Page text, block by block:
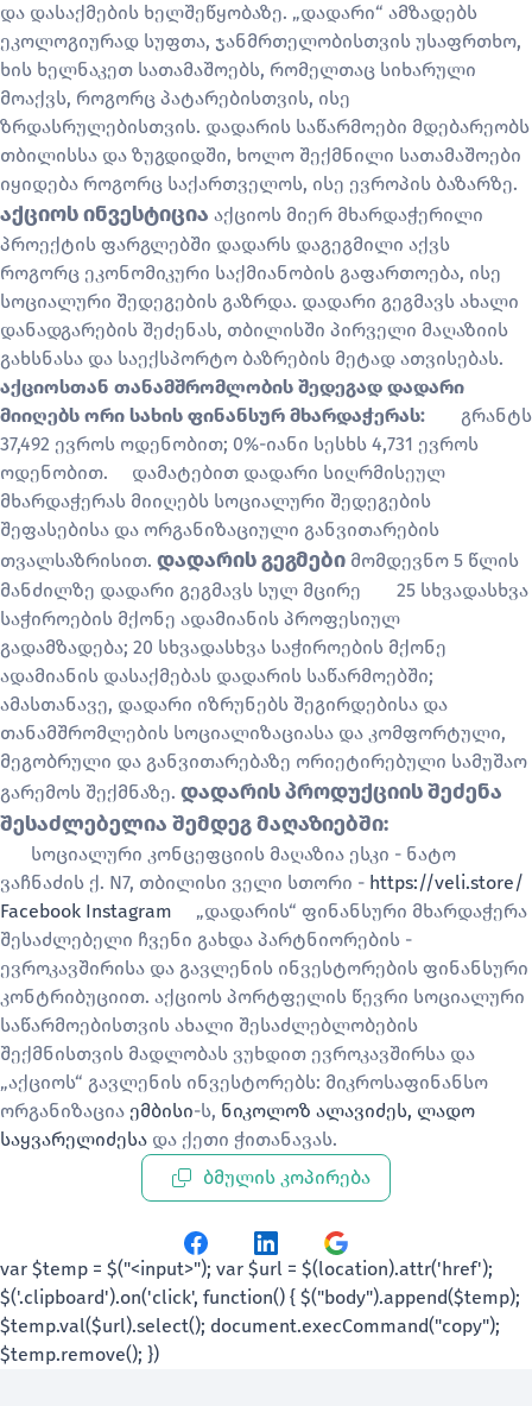
და დასაქმების ხელშეწყობაზე. „დადარი“ ამზადებს
ეკოლოგიურად სუფთა, ჯანმრთელობისთვის უსაფრთხო,
ხის ხელნაკეთ სათამაშოებს, რომელთაც სიხარული
მოაქვს, როგორც პატარებისთვის, ისე
ზრდასრულებისთვის. დადარის საწარმოები მდებარეობს
თბილისსა და ზუგდიდში, ხოლო შექმნილი სათამაშოები
იყიდება როგორც საქართველოს, ისე ევროპის ბაზარზე.
აქციოს ინვესტიცია აქციოს მიერ მხარდაჭერილი
პროექტის ფარგლებში დადარს დაგეგმილი აქვს
როგორც ეკონომიკური საქმიანობის გაფართოება, ისე
სოციალური შედეგების გაზრდა. დადარი გეგმავს ახალი
დანადგარების შეძენას, თბილისში პირველი მაღაზიის
გახსნასა და საექსპორტო ბაზრების მეტად ათვისებას.
აქციოსთან თანამშრომლობის შედეგად დადარი
მიიღებს ორი სახის ფინანსურ მხარდაჭერას:
გრანტს
37,492 ევროს ოდენობით; 0%-იანი სესხს 4,731 ევროს
ოდენობით.
დამატებით დადარი სიღრმისეულ
მხარდაჭერას მიიღებს სოციალური შედეგების
შეფასებისა და ორგანიზაციული განვითარების
თვალსაზრისით. დადარის გეგმები მომდევნო 5 წლის
მანძილზე დადარი გეგმავს სულ მცირე
25 სხვადასხვა
საჭიროების მქონე ადამიანის პროფესიულ
გადამზადება; 20 სხვადასხვა საჭიროების მქონე
ადამიანის დასაქმებას დადარის საწარმოებში;
ამასთანავე, დადარი იზრუნებს შეგირდებისა და
თანამშრომლების სოციალიზაციასა და კომფორტული,
მეგობრული და განვითარებაზე ორიეტირებული სამუშაო
გარემოს შექმნაზე. დადარის პროდუქციის შეძენა
შესაძლებელია შემდეგ მაღაზიებში:
სოციალური კონცეფციის მაღაზია ესკი - ნატო
ვაჩნაძის ქ. N7, თბილისი ველი სთორი - https://veli.store/
Facebook Instagram
„დადარის“ ფინანსური მხარდაჭერა
შესაძლებელი ჩვენი გახდა პარტნიორების -
ევროკავშირისა და გავლენის ინვესტორების ფინანსური
კონტრიბუციით. აქციოს პორტფელის წევრი სოციალური
საწარმოებისთვის ახალი შესაძლებლობების
შექმნისთვის მადლობას ვუხდით ევროკავშირსა და
„აქციოს“ გავლენის ინვესტორებს: მიკროსაფინანსო
ორგანიზაცია ემბისი-ს, ნიკოლოზ ალავიძეს, ლადო
საყვარელიძესა და ქეთი ჭითანავას.
ბმულის კოპირება